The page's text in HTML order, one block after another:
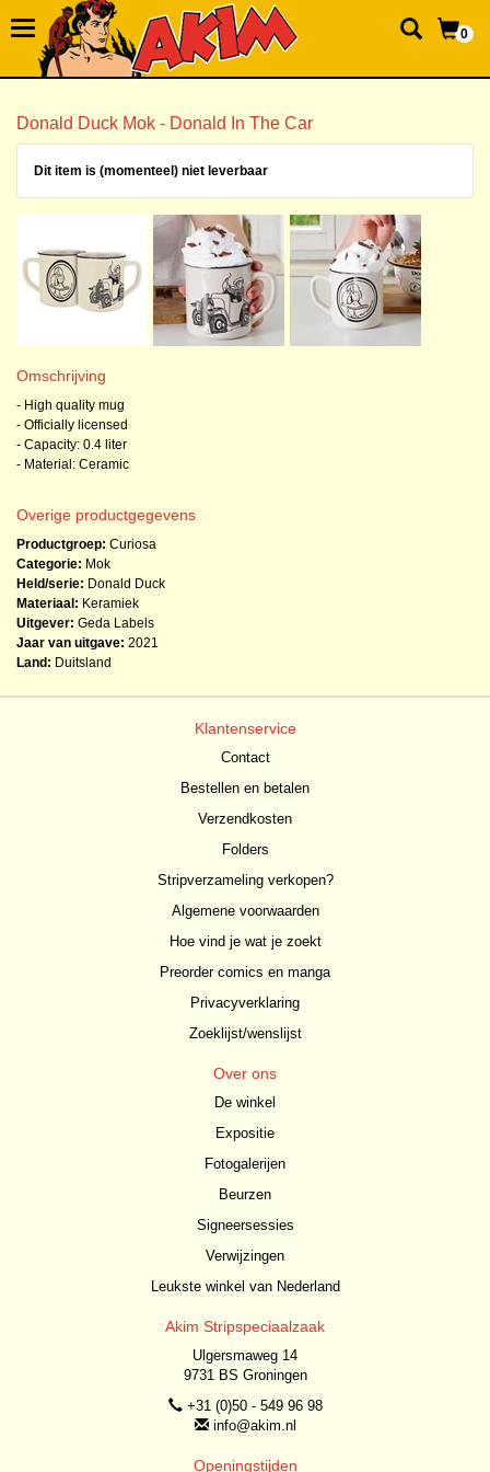
0
Donald Duck Mok - Donald In The Car
Dit item is (momenteel) niet leverbaar
Omschrijving
- High quality mug
- Officially licensed
- Capacity: 0.4 liter
- Material: Ceramic
Overige productgegevens
Productgroep: Curiosa
Categorie: Mok
Held/serie: Donald Duck
Materiaal: Keramiek
Uitgever: Geda Labels
Jaar van uitgave: 2021
Land: Duitsland
Klantenservice
Contact
Bestellen en betalen
Verzendkosten
Folders
Stripverzameling verkopen?
Algemene voorwaarden
Hoe vind je wat je zoekt
Preorder comics en manga
Privacyverklaring
Zoeklijst/wenslijst
Over ons
De winkel
Expositie
Fotogalerijen
Beurzen
Signeersessies
Verwijzingen
Leukste winkel van Nederland
Akim Stripspeciaalzaak
Ulgersmaweg 14
9731 BS Groningen
+31 (0)50 - 549 96 98
info@akim.nl
Openingstijden